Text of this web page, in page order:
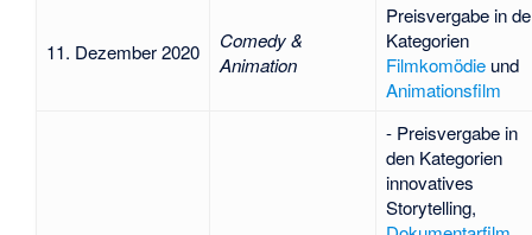
11. Dezember 2020
Comedy &
Animation
Preisvergabe in
Kategorien
Filmkomödieund
Animationsfilm
- Preisvergabe in
den Kategorien
innovatives
Storytelling,